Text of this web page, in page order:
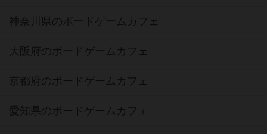
神奈川県のボードゲームカフェ
大阪府のボードゲームカフェ
京都府のボードゲームカフェ
愛知県のボードゲームカフェ